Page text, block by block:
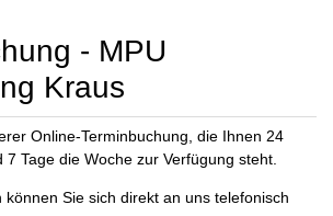
- MPU
Kraus
Online-Terminbuchung, die Ihnen 24
Tage die Woche zur Verfügung steht.
Sie sich direkt an uns telefonisch